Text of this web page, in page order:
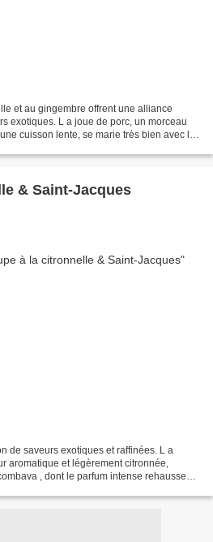
et au gingembre offrent une alliance
exotiques. L a joue de porc, un morceau
cuisson lente, se marie très bien avec les
& Saint-Jacques
de saveurs exotiques et raffinées. L a
aromatique et légèrement citronnée,
, dont le parfum intense rehausse